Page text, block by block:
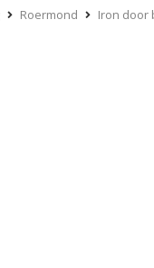
Roermond Iron door